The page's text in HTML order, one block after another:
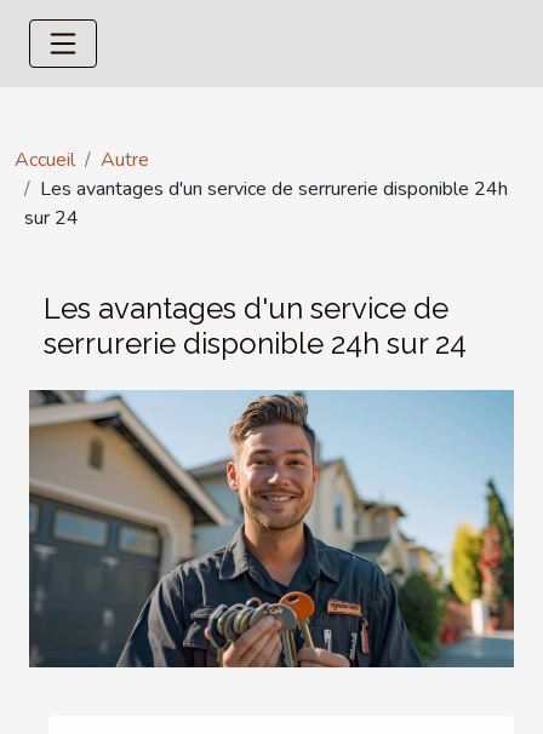
Accueil
Autre
Les avantages d'un service de serrurerie disponible 24h
sur 24
Les avantages d'un service de
serrurerie disponible 24h sur 24